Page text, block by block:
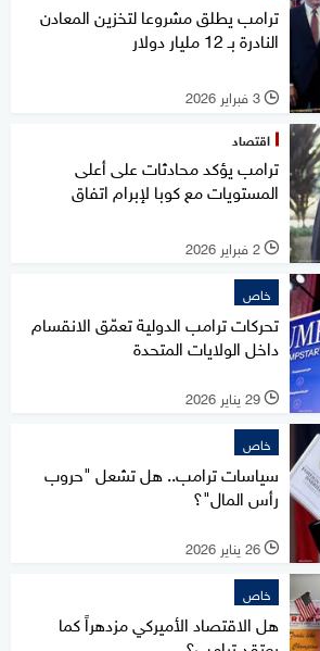
ترامب يطلق مشروعا لتخزين المعادن
النادرة بـ 12 مليار دولار
l 3 فبراير 2026
اقتصاد
ترامب يؤكد محادثات على أعلى
المستويات مع كوبا لإبرام اتفاق
l 2 فبراير 2026
خاص
تحركات ترامب الدولية تعمّق الانقسام
داخل الولايات المتحدة
l 29 يناير 2026
خاص
سياسات ترامب.. هل تشعل "حروب
رأس المال"؟
l 26 يناير 2026
خاص
هل الاقتصاد الأميركي مزدهراً كما